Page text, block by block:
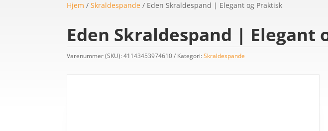
Hjem /Skraldespande / Eden Skraldespand | Elegant og Praktisk
Eden Skraldespand | Elegant
Varenummer (SKU):41143453974610 Kategori:Skraldespande